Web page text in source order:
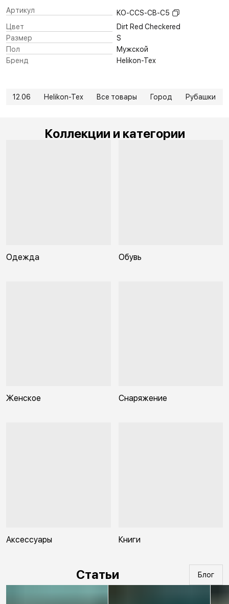
Артикул
KO-CCS-CB-C5
Цвет
Dirt Red Checkered
Размер
S
Пол
Мужской
Бренд
Helikon-Tex
12.06 Helikon-Tex Все товары Город Рубашки
Коллекции и категории
Одежда Обувь
Женское Снаряжение
Аксессуары Книги
Статьи Блог